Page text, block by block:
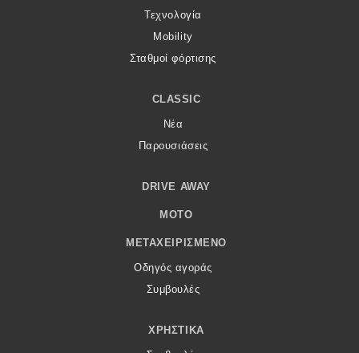
Τεχνολογία
Mobility
Σταθμοί φόρτισης
CLASSIC
Νέα
Παρουσιάσεις
DRIVE AWAY
MOTO
ΜΕΤΑΧΕΙΡΙΣΜΈΝΟ
Οδηγός αγοράς
Συμβουλές
ΧΡΗΣΤΙΚΆ